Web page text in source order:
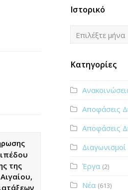
της
Ιστορικό
Ιστορικό
Επιλέξτε μήνα
Κατηγορίες
Αποφάσεις
Αποφάσεις
Έργα (2)
Νέα (613)